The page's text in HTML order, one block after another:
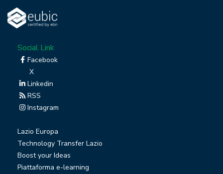
Social Link
Facebook
X
Linkedin
RSS
Instagram
Lazio Europa
Technology Transfer Lazio
Boost your Ideas
Piattaforma e-learning